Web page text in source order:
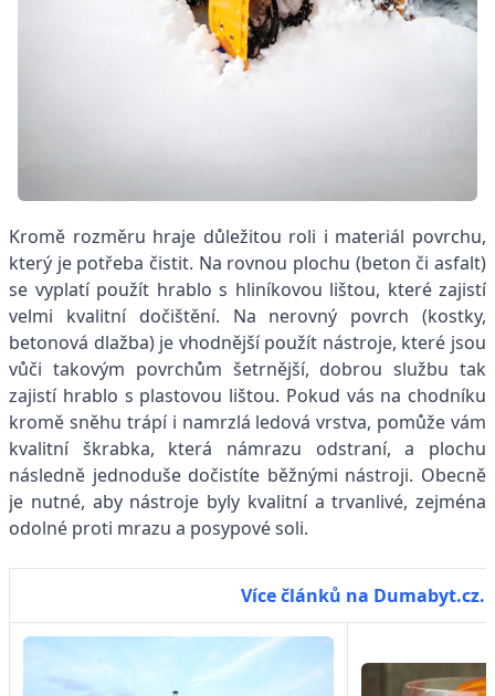
Kromě rozměru hraje důležitou roli i materiál povrchu,
který je potřeba čistit. Na rovnou plochu (beton či asfalt)
se vyplatí použít hrablo s hliníkovou lištou, které zajistí
velmi kvalitní dočištění. Na nerovný povrch (kostky,
betonová dlažba) je vhodnější použít nástroje, které jsou
vůči takovým povrchům šetrnější, dobrou službu tak
zajistí hrablo s plastovou lištou. Pokud vás na chodníku
kromě sněhu trápí i namrzlá ledová vrstva, pomůže vám
kvalitní škrabka, která námrazu odstraní, a plochu
následně jednoduše dočistíte běžnými nástroji. Obecně
je nutné, aby nástroje byly kvalitní a trvanlivé, zejména
odolné proti mrazu a posypové soli.
Více článků na Dumabyt.cz.